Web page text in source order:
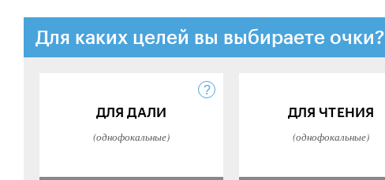
Для каких целей вы выбираете очки?
ДЛЯ ДАЛИ
(однофокальные)
ДЛЯ ЧТЕНИЯ
(однофокальные)